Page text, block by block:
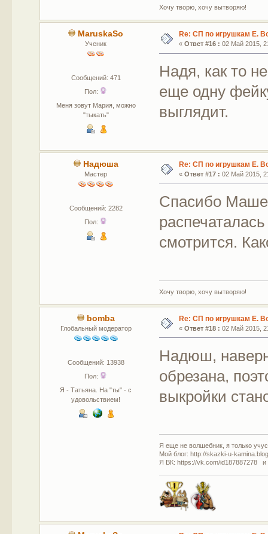
Хочу творю, хочу вытворяю!
MaruskaSo
Ученик
Сообщений: 471
Пол:
Меня зовут Мария, можно
"тыкать"
Re: СП по игрушкам Е.
« Ответ #16 : 02 Май 2015,
Надя, как то
еще одну
выглядит.
Надюша
Мастер
Сообщений: 2282
Пол:
Re: СП по игрушкам Е.
« Ответ #17 : 02 Май 2015,
Спасибо
смотрится.
Хочу творю, хочу вытворяю!
bomba
Глобальный модератор
Сообщений: 13938
Пол:
Я - Татьяна. На "ты" - с
удовольствием!
Re: СП по игрушкам Е.
« Ответ #18 : 02 Май 2015,
Надюш,
обрезана,
выкройки
Я еще не волшебник, я только
Мой блог: http://skazki-u-
Я ВК: https://vk.com/id187887278 и